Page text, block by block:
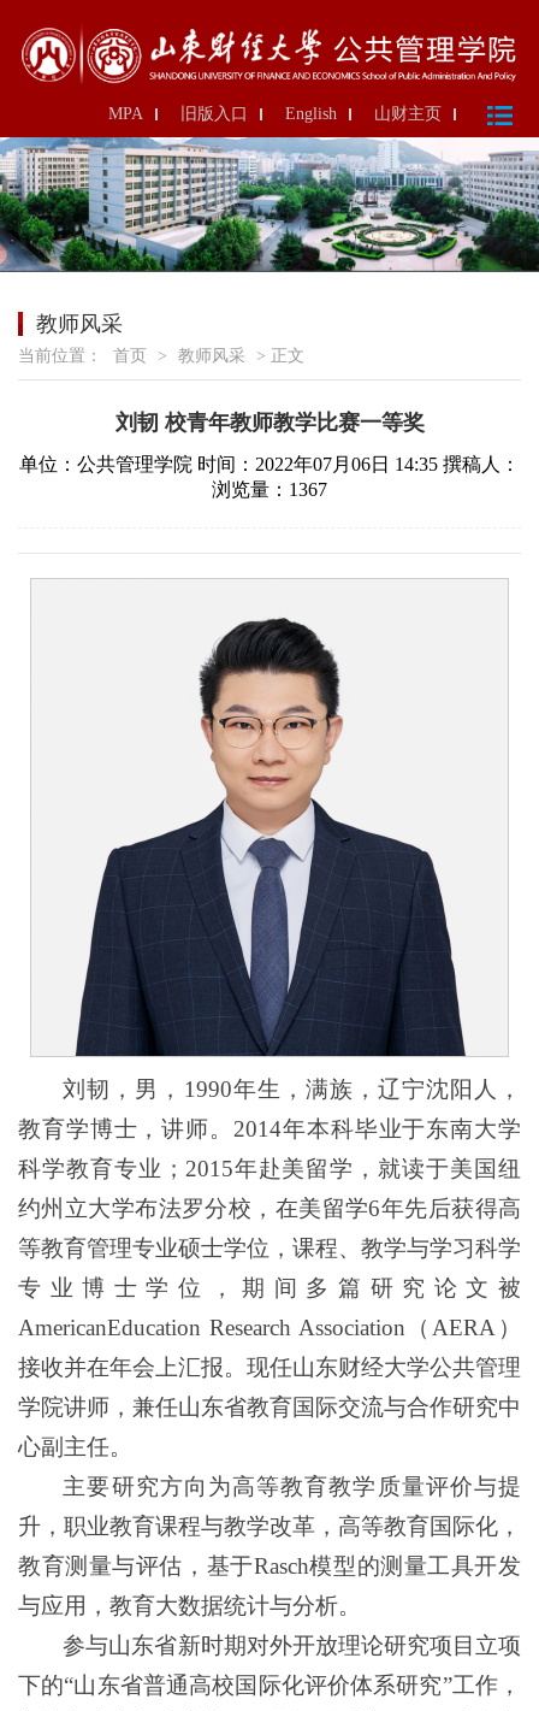
山财主页
English
旧版入口
MPA
教师风采
当前位置： 首页 > 教师风采 > 正文
刘韧 校青年教师教学比赛一等奖
单位：公共管理学院 时间：2022年07月06日 14:35 撰稿人：
浏览量： 1367
刘韧，男，1990年生，满族，辽宁沈阳人，
教育学博士，讲师。2014年本科毕业于东南大学
科学教育专业；2015年赴美留学，就读于美国纽
约州立大学布法罗分校，在美留学6年先后获得高
等教育管理专业硕士学位，课程、教学与学习科学
专业博士学位，期间多篇研究论文被
AmericanEducation Research Association（AERA）
接收并在年会上汇报。现任山东财经大学公共管理
学院讲师，兼任山东省教育国际交流与合作研究中
心副主任。
主要研究方向为高等教育教学质量评价与提
升，职业教育课程与教学改革，高等教育国际化，
教育测量与评估，基于Rasch模型的测量工具开发
与应用，教育大数据统计与分析。
参与山东省新时期对外开放理论研究项目立项
下的“山东省普通高校国际化评价体系研究”工作，